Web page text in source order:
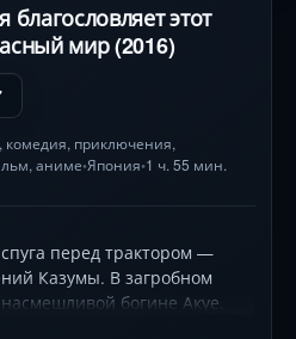
благословляет этот
мир (2016)
, комедия, приключения,
, аниме•Япония•1 ч. 55 мин.
перед трактором —
Казумы. В загробном
богине Акуе,
фэнтези. Вместо